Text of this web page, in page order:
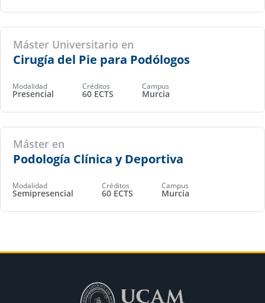
Máster Universitario en
Cirugía del Pie para Podólogos
Modalidad
Presencial
Créditos
60 ECTS
Campus
Murcia
Máster en
Podología Clínica y Deportiva
Modalidad
Semipresencial
Créditos
60 ECTS
Campus
Murcia